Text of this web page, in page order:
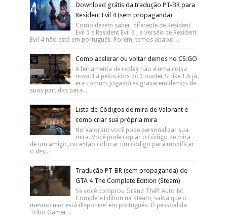
Download grátis da tradução PT-BR para
Resident Evil 4 (sem propaganda)
Como devem saber, diferente de Resident
Evil 5 e Resident Evil 6 , a versão de Resident
Evil 4 não está em português. Porém, temos abaixo ...
Como acelerar ou voltar demos no CS:GO
A ferramenta de replay não é uma coisa
nova. Lá pelos idos do Counter Strike 1.6 já
era comum jogadores gravarem demos de
suas partidas para...
Lista de Códigos de mira de Valorant e
como criar sua própria mira
No Valorant você pode personalizar sua
mira. Você pode copiar o código de mira
de um amigo, ou então colocar um código para modificar
o des...
Tradução PT-BR (sem propaganda) de
GTA 4 The Complete Edition (Steam)
Se você comprou Grand Theft Auto IV:
Complete Edition na Steam, saiba que o
mesmo não está disponível em português. O pessoal da
Tribo Gamer...